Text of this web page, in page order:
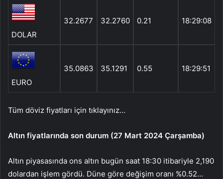
DOLAR
32.2677 32.2760 0.21 18:29:08
EURO
35.0863 35.1291 0.55 18:29:51
Tüm döviz fiyatları için tıklayınız…
Altın fiyatlarında son durum (27 Mart 2024 Çarşamba)
Altın piyasasında ons altın bugün saat 18:30 itibariyle 2,190
dolardan işlem gördü. Düne göre değişim oranı %0.52…